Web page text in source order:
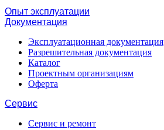
Опыт эксплуатации
Документация
Эксплуатационная документация
Разрешительная документация
Каталог
Проектным организациям
Оферта
Сервис
Сервис и ремонт